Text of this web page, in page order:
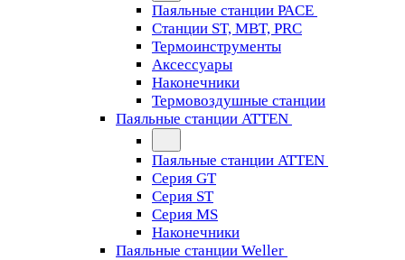
Паяльные станции PACE
Станции ST, MBT, PRC
Термоинструменты
Аксессуары
Наконечники
Термовоздушные станции
Паяльные станции ATTEN
Паяльные станции ATTEN
Серия GT
Серия ST
Серия MS
Наконечники
Паяльные станции Weller